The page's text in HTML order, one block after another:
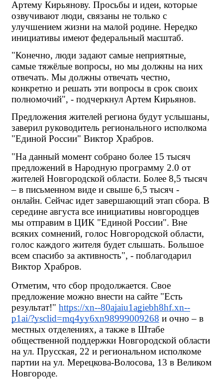
Артему Кирьянову. Просьбы и идеи, которые
озвучивают люди, связаны не только с
улучшением жизни на малой родине. Нередко
инициативы имеют федеральный масштаб.
"Конечно, люди задают самые неприятные,
самые тяжёлые вопросы, но мы должны на них
отвечать. Мы должны отвечать честно,
конкретно и решать эти вопросы в срок своих
полномочий", - подчеркнул Артем Кирьянов.
Предложения жителей региона будут услышаны,
заверил руководитель регионального исполкома
"Единой России" Виктор Храбров.
"На данный момент собрано более 15 тысяч
предложений в Народную программу 2.0 от
жителей Новгородской области. Более 8,5 тысяч
– в письменном виде и свыше 6,5 тысяч -
онлайн. Сейчас идет завершающий этап сбора. В
середине августа все инициативы новгородцев
мы отправим в ЦИК "Единой России". Вне
всяких сомнений, голос Новгородской области,
голос каждого жителя будет слышать. Большое
всем спасибо за активность", - поблагодарил
Виктор Храбров.
Отметим, что сбор продолжается. Свое
предложение можно внести на сайте "Есть
результат!" https://xn--80ajaiu1agiebh8hf.xn--
p1ai/?ysclid=mq4yy6xn98999009268 и очно – в
местных отделениях, а также в Штабе
общественной поддержки Новгородской области
на ул. Прусская, 22 и региональном исполкоме
партии на ул. Мерецкова-Волосова, 13 в Великом
Новгороде.